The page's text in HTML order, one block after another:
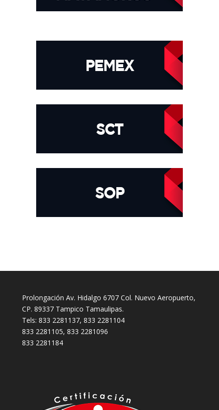
Prolongación Av. Hidalgo 6707 Col. Nuevo Aeropuerto,
CP. 89337 Tampico Tamaulipas.
Tels: 833 2281137, 833 2281104
833 2281105, 833 2281096
833 2281184